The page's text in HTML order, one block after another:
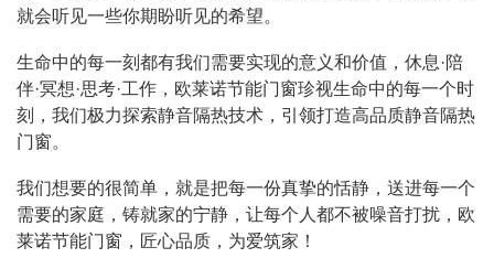
就会听见一些你期盼听见的希望。
生命中的每一刻都有我们需要实现的意义和价值，休息·陪
伴·冥想·思考·工作，欧莱诺节能门窗珍视生命中的每一个时
刻，我们极力探索静音隔热技术，引领打造高品质静音隔热
门窗。
我们想要的很简单，就是把每一份真挚的恬静，送进每一个
需要的家庭，铸就家的宁静，让每个人都不被噪音打扰，欧
莱诺节能门窗，匠心品质，为爱筑家！